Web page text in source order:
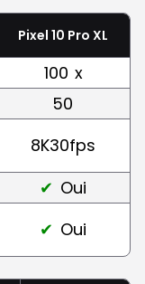
Pixel 10 Pro XL
100 x
50
8K30fps
Oui
Oui